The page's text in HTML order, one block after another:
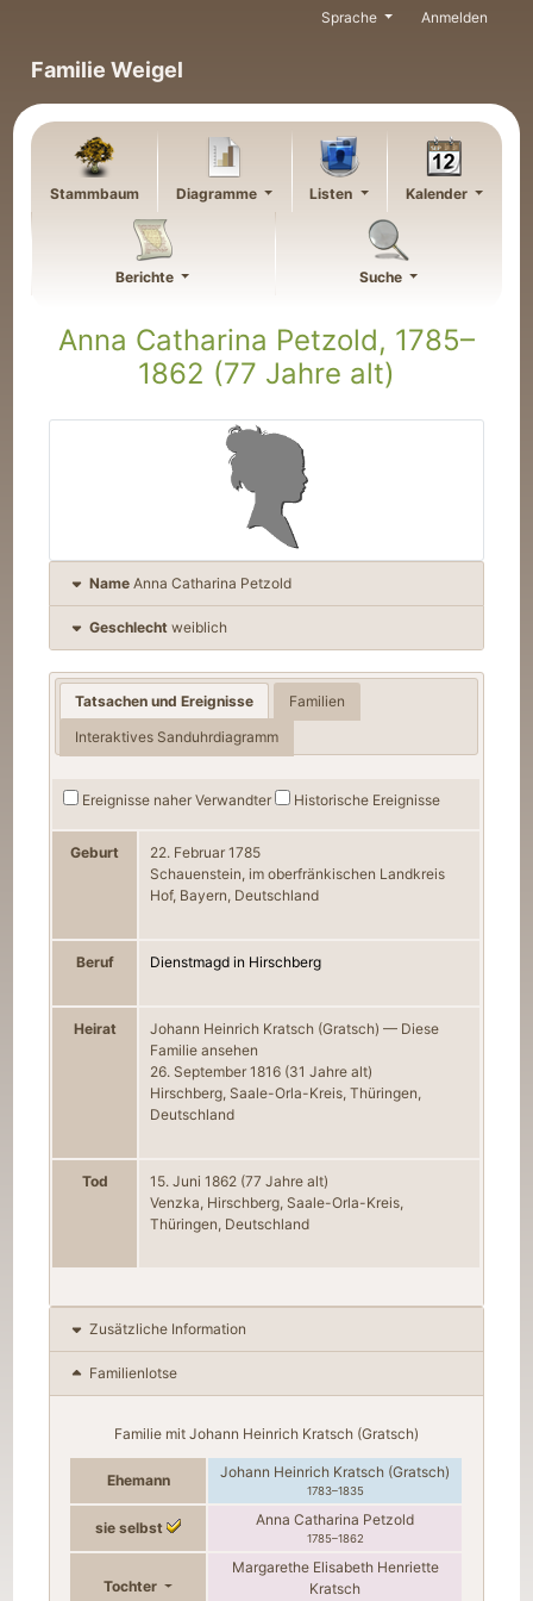
Familie Weigel
Sprache Anmelden
Stammbaum Diagramme Listen Kalender
Berichte Suche
Anna Catharina Petzold, 1785–
1862 (77 Jahre alt)
Name Anna Catharina Petzold
Geschlecht weiblich
Tatsachen und Ereignisse
Familien
Interaktives Sanduhrdiagramm
Ereignisse naher Verwandter Historische Ereignisse
Geburt
22. Februar 1785
Schauenstein, im oberfränkischen Landkreis
Hof, Bayern, Deutschland
Beruf Dienstmagd in Hirschberg
Heirat Johann Heinrich Kratsch (Gratsch) — Diese
Familie ansehen
26. September 1816 (31 Jahre alt)
Hirschberg, Saale-Orla-Kreis, Thüringen,
Deutschland
Tod 15. Juni 1862 (77 Jahre alt)
Venzka, Hirschberg, Saale-Orla-Kreis,
Thüringen, Deutschland
Zusätzliche Information
Familienlotse
Familie mit Johann Heinrich Kratsch (Gratsch)
Ehemann Johann Heinrich Kratsch (Gratsch)
1783–1835
sie selbst Anna Catharina Petzold
1785–1862
Tochter
Margarethe Elisabeth Henriette
Kratsch